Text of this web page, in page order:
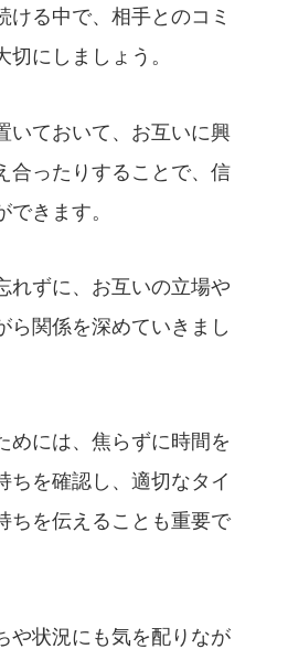
ける中で、相手とのコミ
切にしましょう。
いておいて、お互いに興
合ったりすることで、信
きます。
れずに、お互いの立場や
ら関係を深めていきまし
めには、焦らずに時間を
ちを確認し、適切なタイ
ちを伝えることも重要で
や状況にも気を配りなが